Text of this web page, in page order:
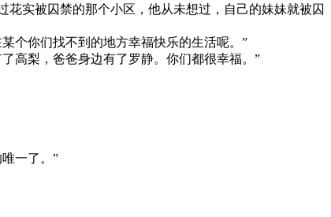
实被囚禁的那个小区，他从未想过，自己的妹妹就被囚
个你们找不到的地方幸福快乐的生活呢。”
高梨，爸爸身边有了罗静。你们都很幸福。”
一了。”